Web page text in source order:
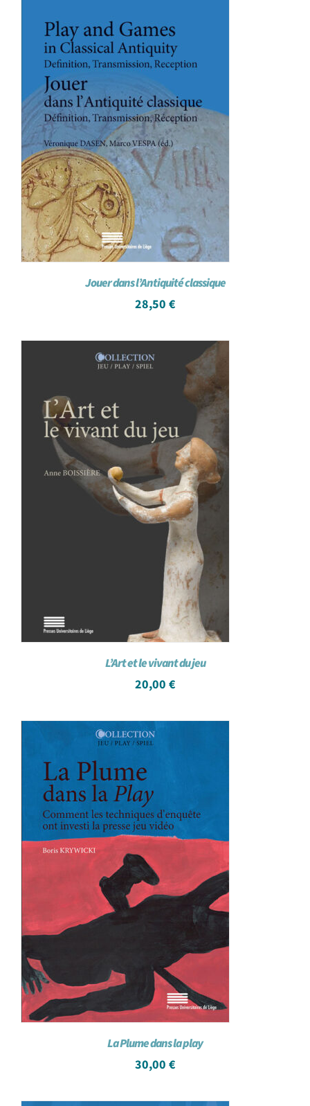
Jouer dans l’Antiquité classique
28,50 €
L’Art et le vivant du jeu
20,00 €
La Plume dans la play
30,00 €